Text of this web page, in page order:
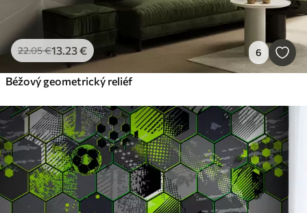
22.05€13.23€ 6
Béžový geometrický reliéf